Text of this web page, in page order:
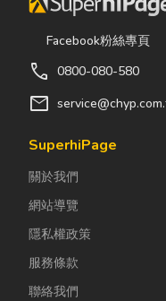
麼？」。相較
於西洋情人
了東方的浪漫
色彩與儀式
著生活節奏加
因工作繁忙而
忘記節日，或
是苦惱於「七
Facebook粉絲專頁
call 0800-080-580
mail
SuperhiPage
關於我們
網站導覽
隱私權政策
服務條款
聯絡我們